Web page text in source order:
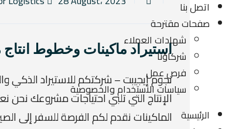
اتصل بنا
صفحات مقترحة
شهادات العملاء
شركاؤنا
فرص عمل
سياسات الاستخدام والخصوصية
الرئيسية
استيراد ماكينات وخطوط
نجوم إيجيبت – شركتكم للاستيراد الذكي
الإنتاج التي تلبي احتياجات مشروعك
الماكينات نقدم لكم الفرصة للسفر إلى